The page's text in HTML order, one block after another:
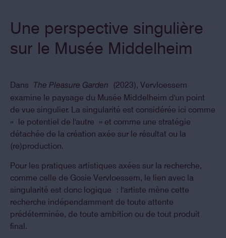
Une perspective singulière
sur le Musée Middelheim
Dans The Pleasure Garden (2023), Vervloessem
examine le paysage du Musée Middelheim d'un point
de vue singulier. La singularité est considérée ici comme
« le potentiel de l'autre » et comme une stratégie
détachée de la création axée sur le résultat ou la
(re)production.
Pour les pratiques artistiques axées sur la recherche,
comme celle de Gosie Vervloessem, le lien avec la
singularité est donc logique : l'artiste mène cette
recherche indépendamment de toute attente
prédéterminée, de toute ambition ou de tout produit
final.